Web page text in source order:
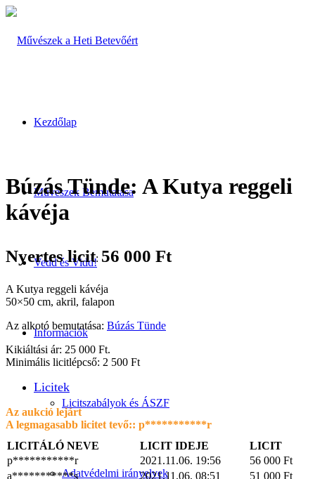
Kezdőlap
Művészek Bemutatása
Vedd és Vidd!
Információk
Licitszabályok és ÁSZF
Adatvédelmi irányelvek
Búzás Tünde: A Kutya reggeli
kávéja
Nyertes licit: 56 000 Ft
A Kutya reggeli kávéja
50×50 cm, akril, falapon
Az alkotó bemutatása: Búzás Tünde
Kikiáltási ár: 25 000 Ft.
Minimális licitlépcső: 2 500 Ft
Licitek
Az aukció lejárt
A legmagasabb licitet tevő:: p***********r
LICITÁLÓ NEVE
LICIT IDEJE
LICIT
p***********r
2021.11.06. 19:56 56 000 Ft
a***********s
2021.11.06. 08:51 51 000 Ft